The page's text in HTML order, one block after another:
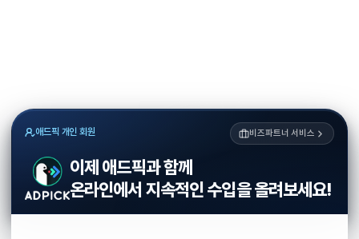
애드픽 개인 회원 비즈파트너 서비스
이제 애드픽과 함께
온라인에서 지속적인 수입을 올려보세요!